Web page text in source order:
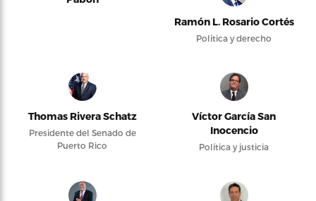
Ramón L. Rosario Cortés
Política y derecho
Thomas Rivera Schatz
Presidente del Senado de
Puerto Rico
Víctor García San
Inocencio
Política y justicia